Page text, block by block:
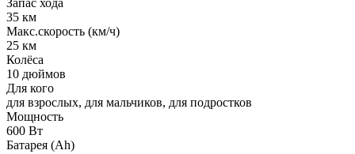
35 км
Макс.скорость (км/ч)
25 км
Колёса
10 дюймов
Для кого
для взрослых, для мальчиков, для подростков
Мощность
600 Вт
Батарея (Ah)